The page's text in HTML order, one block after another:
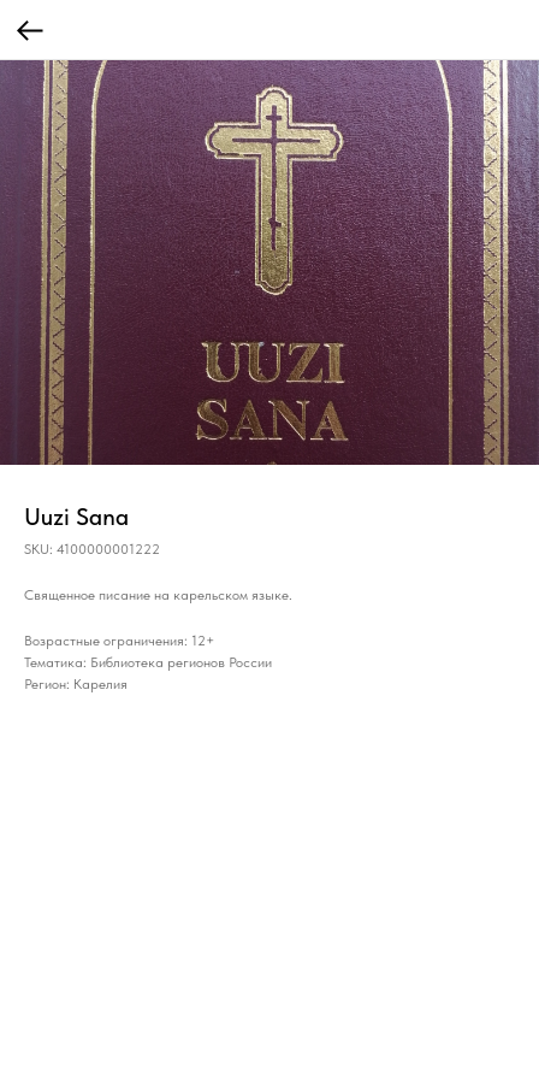
Uuzi Sana
SKU: 4100000001222
Священное писание на карельском языке.
Возрастные ограничения: 12+
Тематика: Библиотека регионов России
Регион: Карелия